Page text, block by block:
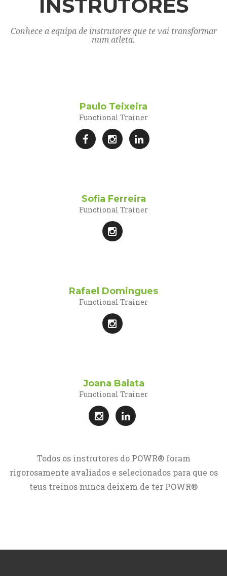
INSTRUTORES
Conhece a equipa de instrutores que te vai transformar
num atleta.
Paulo Teixeira
Functional Trainer
Sofia Ferreira
Functional Trainer
Rafael Domingues
Functional Trainer
Joana Balata
Functional Trainer
Todos os instrutores do POWR® foram
rigorosamente avaliados e selecionados para que os
teus treinos nunca deixem de ter POWR®